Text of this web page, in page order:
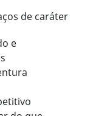
de caráter
e